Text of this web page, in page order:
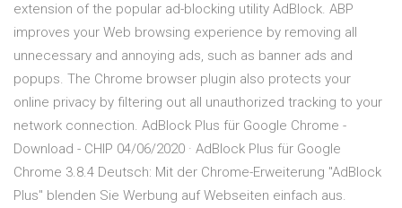
extension of the popular ad-blocking utility AdBlock. ABP
improves your Web browsing experience by removing all
unnecessary and annoying ads, such as banner ads and
popups. The Chrome browser plugin also protects your
online privacy by filtering out all unauthorized tracking to your
network connection. AdBlock Plus für Google Chrome -
Download - CHIP 04/06/2020 · AdBlock Plus für Google
Chrome 3.8.4 Deutsch: Mit der Chrome-Erweiterung "AdBlock
Plus" blenden Sie Werbung auf Webseiten einfach aus.